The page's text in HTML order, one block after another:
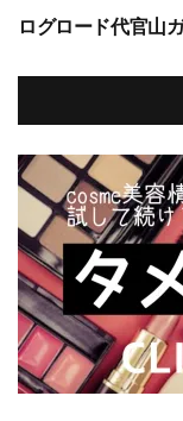
ログロード代官山